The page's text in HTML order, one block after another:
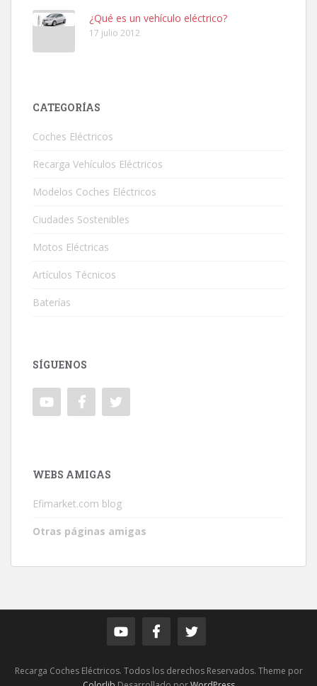
¿Qué es un vehículo eléctrico?
17 julio 2012
CATEGORÍAS
Coches Eléctricos
Recarga Vehículos Eléctricos
Modelos Coches Eléctricos
Ciudades Sostenibles
Motos Eléctricas
Artículos Técnicos
Baterías
SÍGUENOS
WEBS AMIGAS
Efimarket.com blog
Otras páginas amigas
Recarga Coches Eléctricos. Todos los derechos Reservados. Theme por